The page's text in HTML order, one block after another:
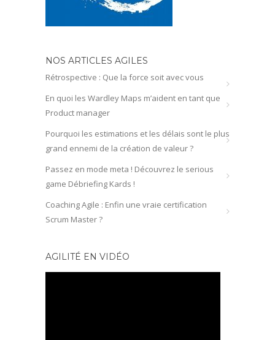
NOS ARTICLES AGILES
Rétrospective : Que la force soit avec vous
En quoi les Wardley Maps m’aident en tant que
Product manager
Pourquoi les estimations et les délais sont le plus
grand ennemi de la création de valeur ?
Passez en mode meta ! Découvrez le serious
game Débriefing Kards !
Coaching Agile : Enfin une vraie certification
Scrum Master ?
AGILITÉ EN VIDÉO